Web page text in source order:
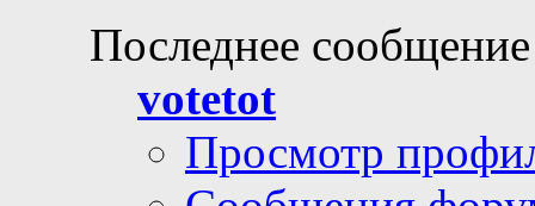
Последнее
votetot
Просмотр